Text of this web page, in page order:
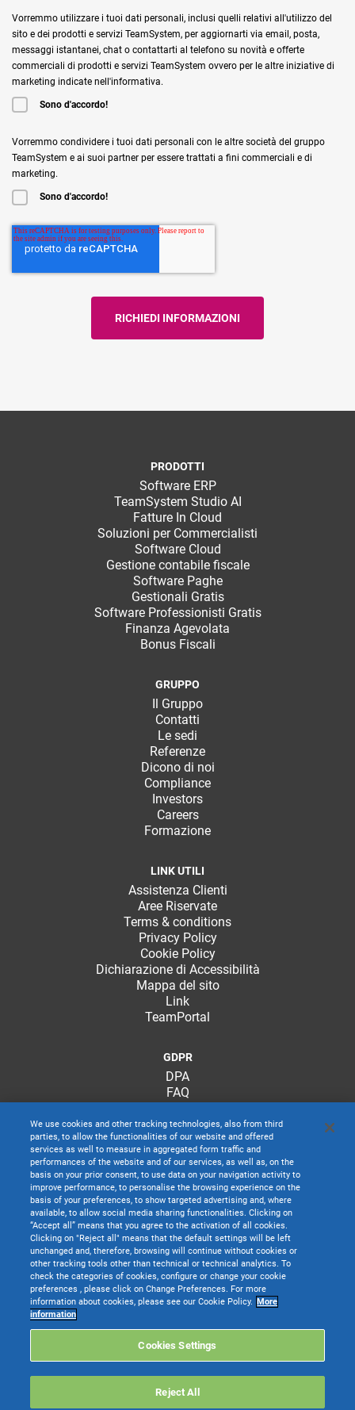
Vorremmo utilizzare i tuoi dati personali, inclusi quelli relativi all'utilizzo del
sito e dei prodotti e servizi TeamSystem, per aggiornarti via email, posta,
messaggi istantanei, chat o contattarti al telefono su novità e offerte
commerciali di prodotti e servizi TeamSystem ovvero per le altre iniziative di
marketing indicate nell'informativa.
Sono d'accordo!
Vorremmo condividere i tuoi dati personali con le altre società del gruppo
TeamSystem e ai suoi partner per essere trattati a fini commerciali e di
marketing.
Sono d'accordo!
PRODOTTI
Software ERP
TeamSystem Studio AI
Fatture In Cloud
Soluzioni per Commercialisti
Software Cloud
Gestione contabile fiscale
Software Paghe
Gestionali Gratis
Software Professionisti Gratis
Finanza Agevolata
Bonus Fiscali
GRUPPO
Il Gruppo
Contatti
Le sedi
Referenze
Dicono di noi
Compliance
Investors
Careers
Formazione
LINK UTILI
Assistenza Clienti
Aree Riservate
Terms & conditions
Privacy Policy
Cookie Policy
Dichiarazione di Accessibilità
Mappa del sito
Link
TeamPortal
GDPR
DPA
FAQ
TeamSystem S.p.A. società con socio unico soggetta all’attività di direzione e
coordinamento di TeamSystem Holdco S.p.A. - Cap. Soc. € 24.000.000 I.v. -
C.C.I.A.A. delle Marche - P.I. 01035310414
Websolute
We use cookies and other tracking technologies, also from third
parties, to allow the functionalities of our website and offered
services as well to measure in aggregated form traffic and
performances of the website and of our services, as well as, on the
basis on your prior consent, to use data on your navigation activity to
improve performance, to personalise the browsing experience on the
basis of your preferences, to show targeted advertising and, where
available, to allow social media sharing functionalities. Clicking on
“Accept all” means that you agree to the activation of all cookies.
Clicking on "Reject all" means that the default settings will be left
unchanged and, therefore, browsing will continue without cookies or
other tracking tools other than technical or technical analytics. To
check the categories of cookies, configure or change your cookie
preferences , please click on Change Preferences. For more
information about cookies, please see our Cookie Policy. More
information
Cookies Settings
Reject All